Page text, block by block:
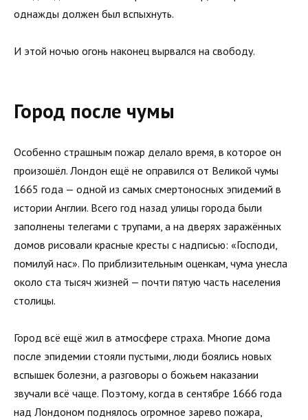
однажды должен был вспыхнуть.
И этой ночью огонь наконец вырвался на свободу.
Город после чумы
Особенно страшным пожар делало время, в которое он
произошёл. Лондон ещё не оправился от Великой чумы
1665 года — одной из самых смертоносных эпидемий в
истории Англии. Всего год назад улицы города были
заполнены телегами с трупами, а на дверях заражённых
домов рисовали красные кресты с надписью: «Господи,
помилуй нас». По приблизительным оценкам, чума унесла
около ста тысяч жизней — почти пятую часть населения
столицы.
Город всё ещё жил в атмосфере страха. Многие дома
после эпидемии стояли пустыми, люди боялись новых
вспышек болезни, а разговоры о божьем наказании
звучали всё чаще. Поэтому, когда в сентябре 1666 года
над Лондоном поднялось огромное зарево пожара,